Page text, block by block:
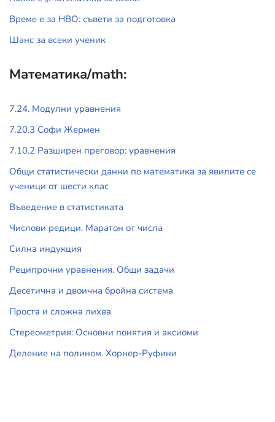
Време е за НВО: съвети за подготовка
Шанс за всеки ученик
Математика/math:
7.24. Модулни уравнения
7.20.3 Софи Жермен
7.10.2 Разширен преговор: уравнения
Общи статистически данни по математика за явилите се
ученици от шести клас
Въведение в статистиката
Числови редици. Маратон от числа
Силна индукция
Реципрочни уравнения. Общи задачи
Десетична и двоична бройна система
Проста и сложна лихва
Стереометрия: Основни понятия и аксиоми
Деление на полином. Хорнер-Руфини